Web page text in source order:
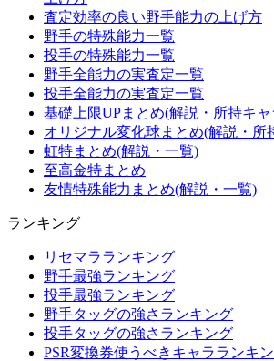
査定効率の良い野手能力の上げ方
野手の特殊能力一覧
投手の特殊能力一覧
野手全能力の実査定一覧
投手全能力の実査定一覧
基礎上限UPまとめ(解説・所持キャ
オリジナル変化球まとめ(解説・所
虹特まとめ(解説・一覧)
至高金特まとめ
友情特殊能力まとめ(解説・一覧)
ランキング
リセマラランキング
野手最強ランキング
投手最強ランキング
野手タッグの強さランキング
投手タッグの強さランキング
PSR変換券使うべきキャラランキ